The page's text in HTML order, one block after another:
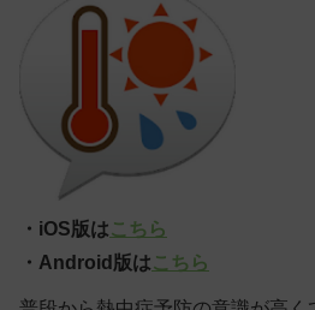
・iOS版はこちら
・Android版はこちら